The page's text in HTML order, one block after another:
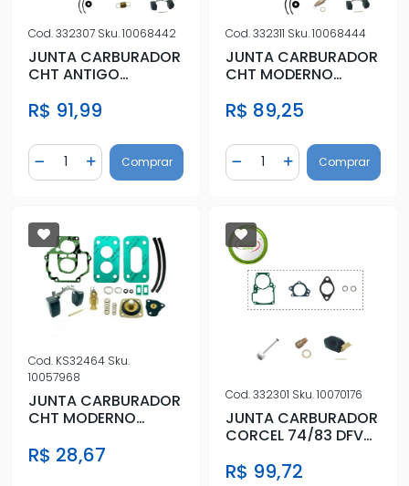
Cod.332307 Sku.10068442
JUNTA CARBURADOR
CHT ANTIGO
WEBER 460
R$ 91,99
Diminuir Quantidade
Quantidade
Adicionar Quantidade
Comprar
Cod.332311 Sku.10068444
JUNTA CARBURADOR
CHT MODERNO
WEBER 460 COM
R$ 89,25
Diminuir Quantidade
Quantidade
AdicionarComprar
Cod. KS32464 Sku.
10057968
JUNTA CARBURADOR
CHT MODERNO
WEBER 460 SIM
R$ 28,67
Cod.332301 Sku.10070176
JUNTA CARBURADOR
CORCEL 74/83 DFV
R$ 99,72